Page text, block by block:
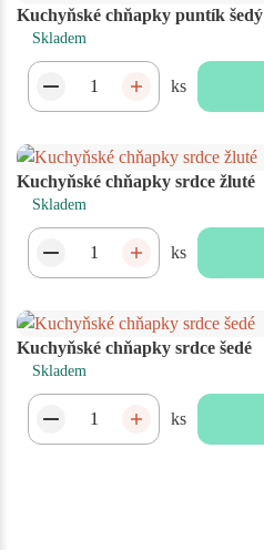
Kuchyňské chňapky puntík šedý
Skladem
ks
Kuchyňské chňapky srdce žluté
Skladem
ks
Kuchyňské chňapky srdce šedé
Skladem
ks